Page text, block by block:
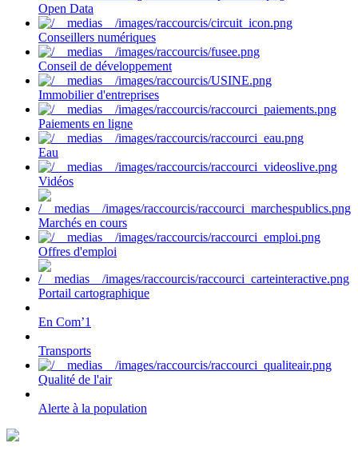
Open Data
Conseillers numériques
Conseil de développement
Immobilier d'entreprises
Paiements en ligne
Eau
Vidéos
Marchés en cours
Offres d'emploi
Portail cartographique
En Com’1
Transports
Qualité de l'air
Alerte à la population